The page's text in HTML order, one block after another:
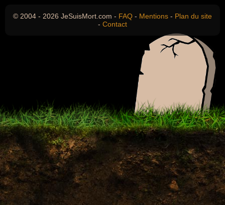
© 2004 - 2026 JeSuisMort.com - FAQ - Mentions - Plan du site
- Contact